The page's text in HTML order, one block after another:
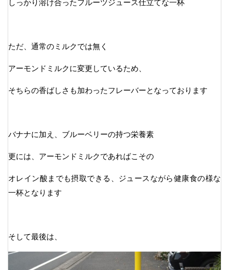
しっかり溶け合ったフルーツジュース仕立てな一杯
ただ、通常のミルクでは無く
アーモンドミルクに変更しているため、
そちらの香ばしさも加わったフレーバーとなっております
バナナに加え、ブルーベリーの持つ栄養素
更には、アーモンドミルクであればこその
オレイン酸までも摂取できる、ジュースながら健康食の様な
一杯となります
そして最後は、